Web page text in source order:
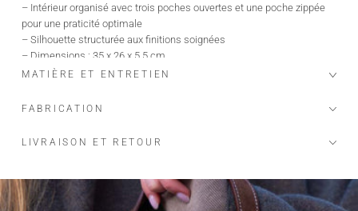
– Intérieur organisé avec trois poches ouvertes et une poche zippée
pour une praticité optimale
– Silhouette structurée aux finitions soignées
– Dimensions : 35 x 26 x 5,5 cm
– Peut contenir un ordinateur 14 pouces ou une tablette
MATIÈRE ET ENTRETIEN
FABRICATION
LIVRAISON ET RETOUR